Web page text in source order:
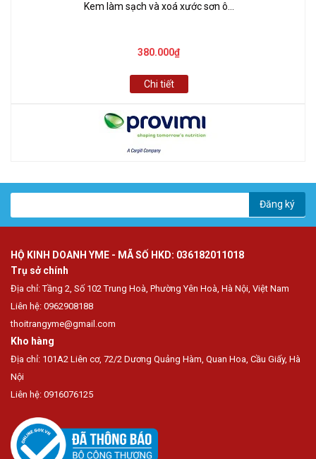
Kem làm sạch và xoá xước sơn ô...
380.000₫
Chi tiết
Đăng ký
HỘ KINH DOANH YME - MÃ SỐ HKD: 036182011018
Trụ sở chính
Địa chỉ: Tầng 2, Số 102 Trung Hoà, Phường Yên Hoà, Hà Nội, Việt Nam
Liên hệ: 0962908188
thoitrangyme@gmail.com
Kho hàng
Địa chỉ: 101A2 Liên cơ, 72/2 Dương Quảng Hàm, Quan Hoa, Cầu Giấy, Hà
Nội
Liên hệ: 0916076125